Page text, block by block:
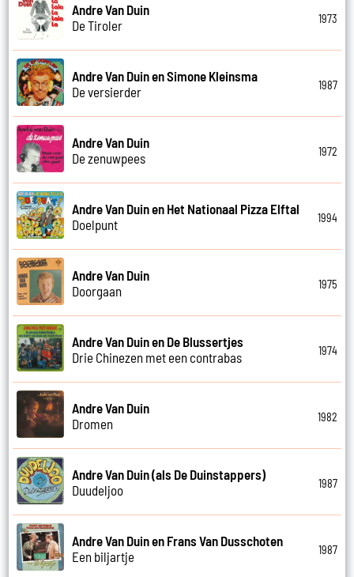
Andre Van Duin
De Tiroler
1973
Andre Van Duin en Simone Kleinsma
De versierder
1987
Andre Van Duin
De zenuwpees
1972
Andre Van Duin en Het Nationaal Pizza Elftal
Doelpunt
1994
Andre Van Duin
Doorgaan
1975
Andre Van Duin en De Blussertjes
Drie Chinezen met een contrabas
1974
Andre Van Duin
Dromen
1982
Andre Van Duin (als De Duinstappers)
Duudeljoo
1987
Andre Van Duin en Frans Van Dusschoten
Een biljartje
1987